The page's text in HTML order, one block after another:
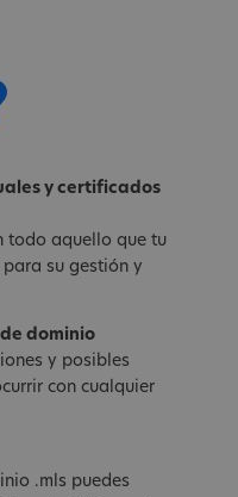
y certificados
todo aquello que tu
su gestión y
dominio
y posibles
con cualquier
.mls puedes